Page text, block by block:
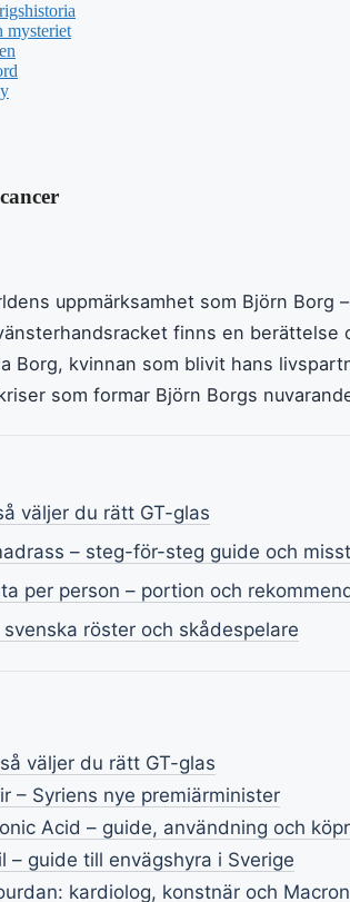
mysteriet
uppmärksamhet som Björn Borg
finns en berättelse
Borg, kvinnan som blivit hans
som formar Björn Borgs
väljer du rätt GT-glas
– steg-för-steg guide och
per person – portion och
röster och skådespelare
väljer du rätt GT-glas
– Syriens nye premiärminister
Acid – guide, användning och
– guide till envägshyra i Sverige
kardiolog, konstnär och